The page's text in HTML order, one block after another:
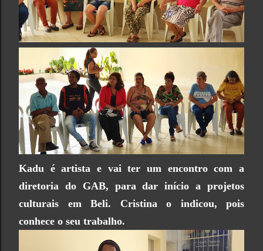
Kadu é artista e vai ter um encontro com a
diretoria do GAB, para dar início a projetos
culturais em Beli. Cristina o indicou, pois
conhece o seu trabalho.